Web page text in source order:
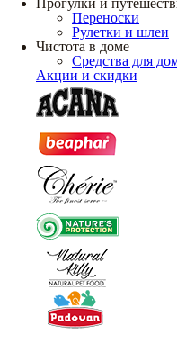
Прогулки и
Переноски
Рулетки и шлеи
Чистота в доме
Средства для
Акции и скидки